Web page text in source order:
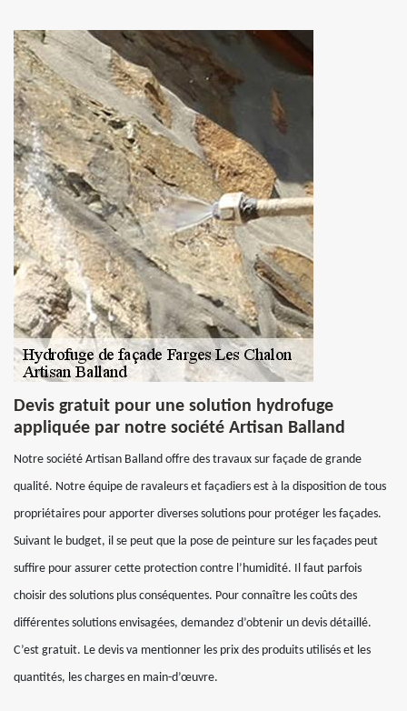
Devis gratuit pour une solution hydrofuge
appliquée par notre société Artisan Balland
Notre société Artisan Balland offre des travaux sur façade de grande
qualité. Notre équipe de ravaleurs et façadiers est à la disposition de tous
propriétaires pour apporter diverses solutions pour protéger les façades.
Suivant le budget, il se peut que la pose de peinture sur les façades peut
suffire pour assurer cette protection contre l’humidité. Il faut parfois
choisir des solutions plus conséquentes. Pour connaître les coûts des
différentes solutions envisagées, demandez d’obtenir un devis détaillé.
C’est gratuit. Le devis va mentionner les prix des produits utilisés et les
quantités, les charges en main-d’œuvre.